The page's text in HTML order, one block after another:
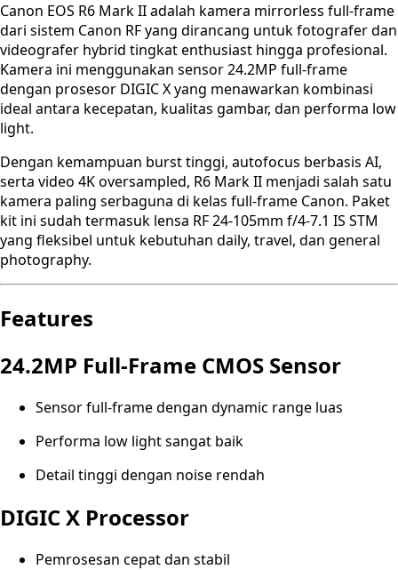
Canon EOS R6 Mark II adalah kamera mirrorless full-frame
dari sistem Canon RF yang dirancang untuk fotografer dan
videografer hybrid tingkat enthusiast hingga profesional.
Kamera ini menggunakan sensor 24.2MP full-frame
dengan prosesor DIGIC X yang menawarkan kombinasi
ideal antara kecepatan, kualitas gambar, dan performa low
light.
Dengan kemampuan burst tinggi, autofocus berbasis AI,
serta video 4K oversampled, R6 Mark II menjadi salah satu
kamera paling serbaguna di kelas full-frame Canon. Paket
kit ini sudah termasuk lensa RF 24-105mm f/4-7.1 IS STM
yang fleksibel untuk kebutuhan daily, travel, dan general
photography.
Features
24.2MP Full-Frame CMOS Sensor
Sensor full-frame dengan dynamic range luas
Performa low light sangat baik
Detail tinggi dengan noise rendah
DIGIC X Processor
Pemrosesan cepat dan stabil